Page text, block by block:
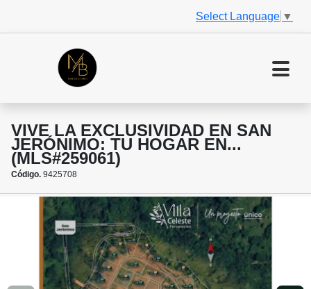
Select Language ▼
VIVE LA EXCLUSIVIDAD EN SAN
JERÓNIMO: TU HOGAR EN...
(MLS#259061)
Código. 9425708